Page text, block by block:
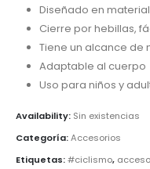
Diseñado en
Cierre por hebillas,
Tiene un alcance de
Adaptable al cuerpo
Uso para niños y
Availability: Sin existencias
Categoría:Accesorios
Etiquetas:#ciclismo,